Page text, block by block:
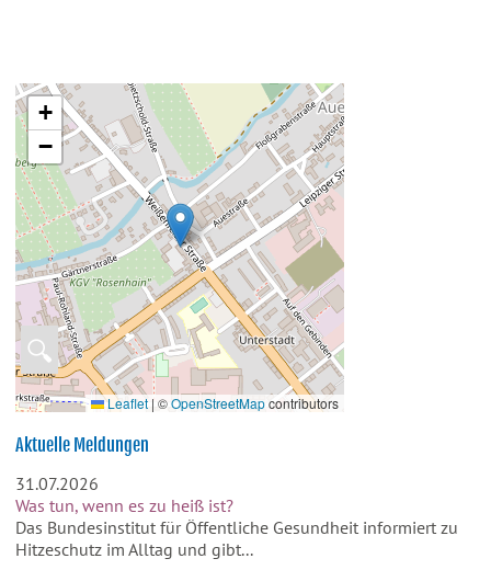
🔍
+
−
Leaflet | ©OpenStreetMapcontributors
Aktuelle Meldungen
31.07.2026
Was tun, wenn es zu heiß ist?
Das Bundesinstitut für Öffentliche Gesundheit informiert zu
Hitzeschutz im Alltag und gibt...